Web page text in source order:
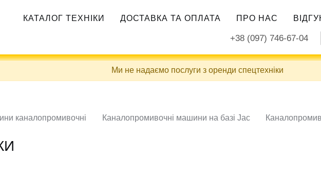
навигация
КАТАЛОГ ТЕХНІКИ ДОСТАВКА ТА ОПЛАТА ПРО НАС
+38 (097) 746-67-04
Ми не надаємо послуги з оренди спецтехніки
каналопромивочні Каналопромивочні машини на базі Jac